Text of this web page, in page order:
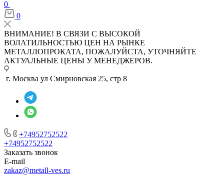
0
0
ВНИМАНИЕ! В СВЯЗИ С ВЫСОКОЙ
ВОЛАТИЛЬНОСТЬЮ ЦЕН НА РЫНКЕ
МЕТАЛЛОПРОКАТА, ПОЖАЛУЙСТА, УТОЧНЯЙТЕ
АКТУАЛЬНЫЕ ЦЕНЫ У МЕНЕДЖЕРОВ.
г. Москва ул Смирновская 25, стр 8
+74952752522
+74952752522
Заказать звонок
E-mail
zakaz@metall-ves.ru